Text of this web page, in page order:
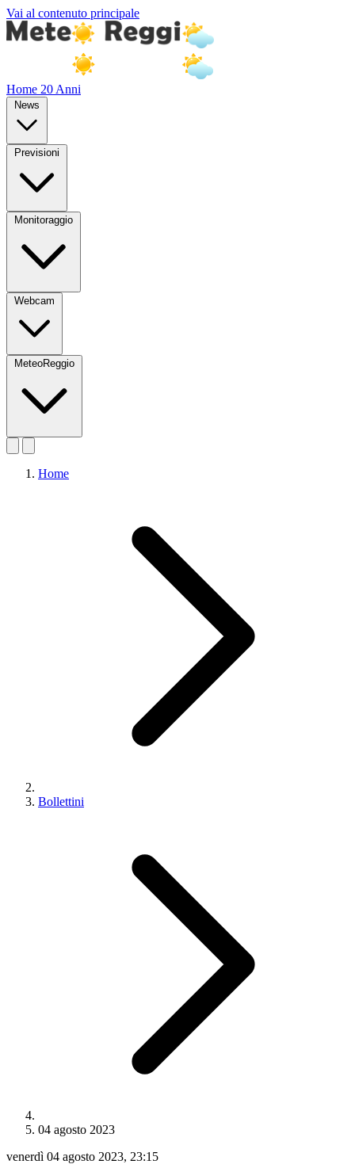
Vai al contenuto principale
Home 20 Anni
News
Previsioni
Monitoraggio
Webcam
MeteoReggio
Home
Bollettini
04 agosto 2023
venerdì 04 agosto 2023, 23:15